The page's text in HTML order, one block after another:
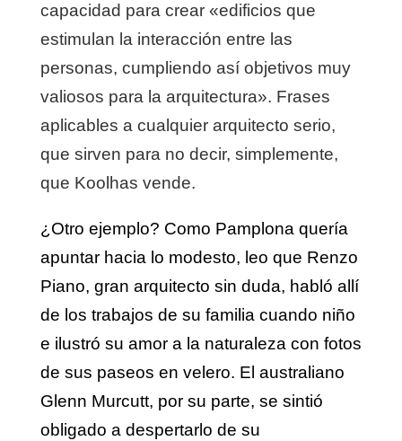
capacidad para crear «edificios que
estimulan la interacción entre las
personas, cumpliendo así objetivos muy
valiosos para la arquitectura». Frases
aplicables a cualquier arquitecto serio,
que sirven para no decir, simplemente,
que Koolhas vende.
¿Otro ejemplo? Como Pamplona quería
apuntar hacia lo modesto, leo que Renzo
Piano, gran arquitecto sin duda, habló allí
de los trabajos de su familia cuando niño
e ilustró su amor a la naturaleza con fotos
de sus paseos en velero. El australiano
Glenn Murcutt, por su parte, se sintió
obligado a despertarlo de su